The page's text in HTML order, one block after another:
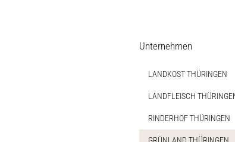
Unternehmen
LANDKOST THÜRINGEN
LANDFLEISCH
RINDERHOF THÜRINGEN
GRÜNLAND THÜRINGEN